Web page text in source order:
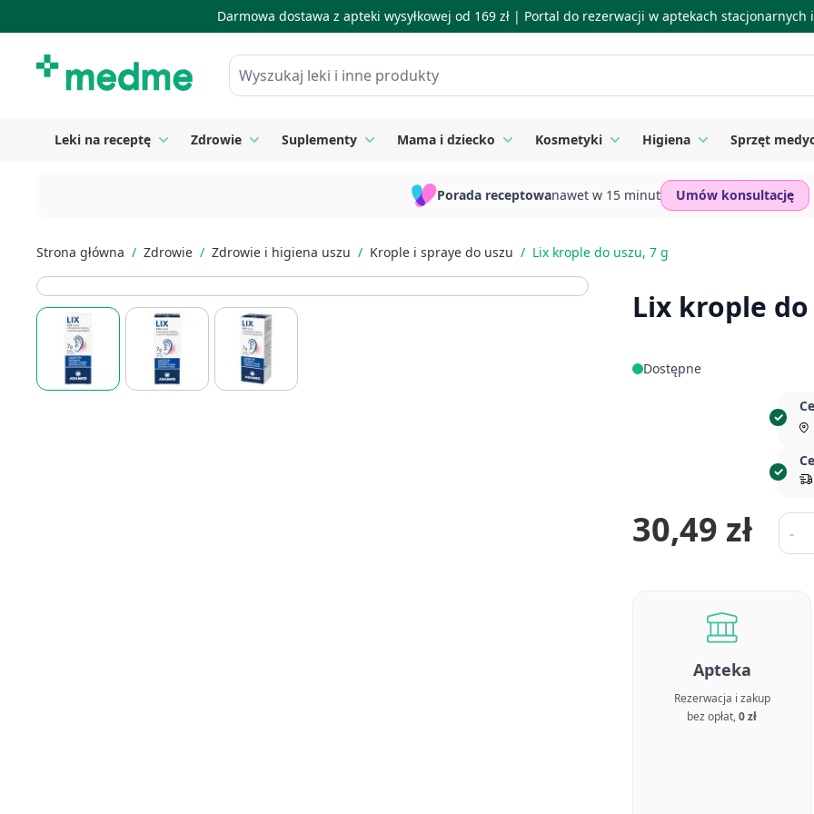
Darmowa dostawa z apteki wysyłkowej od 169 zł | Portal do rezerwacji w aptekach stacjonarnych
Wyszukaj leki i inne produkty
Leki na receptę Toggle submenu for Leki na receptę
Zdrowie Toggle submenu for Zdrowie
Suplementy Toggle submenu for Suplementy
Mama i dziecko Toggle submenu for Mama i dziecko
Kosmetyki Toggle submenu for Kosmetyki
Higiena Toggle submenu
Sprzęt
Porada receptowanawet w 15 minut Umów konsultację
Strona główna / Zdrowie / Zdrowie i higiena uszu / Krople i spraye do uszu / Lix krople do uszu, 7 g
Lix krople
Dostępne
30,49 zł -
Ilość
Apteka
Rezerwacja i zakup
bez opłat,0 zł